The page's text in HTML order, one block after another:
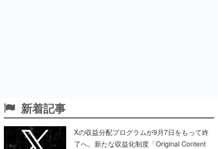
新着記事
Xの収益分配プログラムが9月7日をもって終
了へ。新たな収益化制度「Original Content